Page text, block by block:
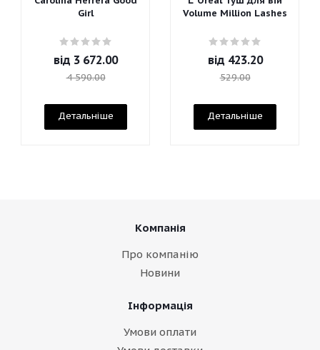
Girl
від 3 672.00
4 590.00
Детальніше
Volume Million Lashes
від 423.20
529.00
Детальніше
Компанія
Про компанію
Новини
Інформація
Умови оплати